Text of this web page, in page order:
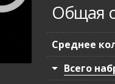
Общая
Среднее
Всего